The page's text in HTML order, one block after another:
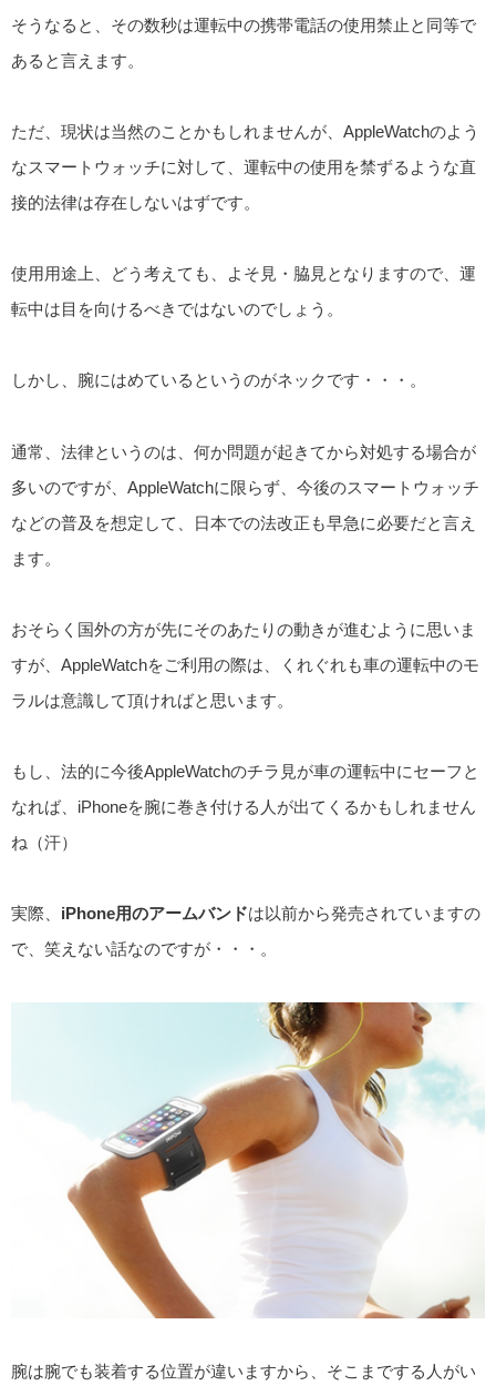
そうなると、その数秒は運転中の携帯電話の使用禁止と同等で
あると言えます。
ただ、現状は当然のことかもしれませんが、AppleWatchのよう
なスマートウォッチに対して、運転中の使用を禁ずるような直
接的法律は存在しないはずです。
使用用途上、どう考えても、よそ見・脇見となりますので、運
転中は目を向けるべきではないのでしょう。
しかし、腕にはめているというのがネックです・・・。
通常、法律というのは、何か問題が起きてから対処する場合が
多いのですが、AppleWatchに限らず、今後のスマートウォッチ
などの普及を想定して、日本での法改正も早急に必要だと言え
ます。
おそらく国外の方が先にそのあたりの動きが進むように思いま
すが、AppleWatchをご利用の際は、くれぐれも車の運転中のモ
ラルは意識して頂ければと思います。
もし、法的に今後AppleWatchのチラ見が車の運転中にセーフと
なれば、iPhoneを腕に巻き付ける人が出てくるかもしれません
ね（汗）
実際、 iPhone用のアームバンドは以前から発売されていますの
で、笑えない話なのですが・・・。
腕は腕でも装着する位置が違いますから、そこまでする人がい